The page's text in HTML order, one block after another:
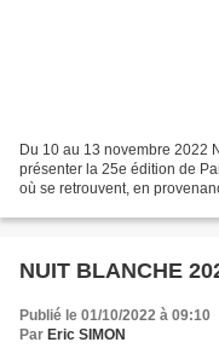
Du 10 au 13 novembre 2022
présenter la 25e édition de
où se retrouvent, en
NUIT BLANCHE
Publié le 01/10/2022 à 09:10
Par Eric SIMON